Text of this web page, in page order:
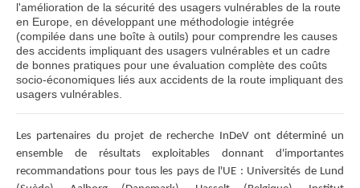
l'amélioration de la sécurité des usagers vulnérables de la route
en Europe, en développant une méthodologie intégrée
(compilée dans une boîte à outils) pour comprendre les causes
des accidents impliquant des usagers vulnérables et un cadre
de bonnes pratiques pour une évaluation complète des coûts
socio-économiques liés aux accidents de la route impliquant des
usagers vulnérables.
Les partenaires du projet de recherche InDeV ont déterminé un
ensemble de résultats exploitables donnant d'importantes
recommandations pour tous les pays de l'UE : Universités de Lund